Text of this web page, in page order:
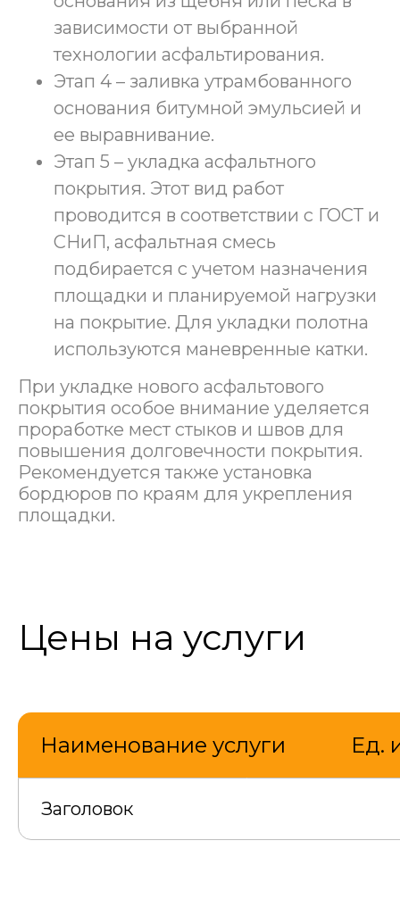
зависимости от выбранной
технологии асфальтирования.
Этап 4 – заливка утрамбованного
основания битумной эмульсией и
ее выравнивание.
Этап 5 – укладка асфальтного
покрытия. Этот вид работ
проводится в соответствии с ГОСТ и
СНиП, асфальтная смесь
подбирается с учетом назначения
площадки и планируемой нагрузки
на покрытие. Для укладки полотна
используются маневренные катки.
При укладке нового асфальтового
покрытия особое внимание уделяется
проработке мест стыков и швов для
повышения долговечности покрытия.
Рекомендуется также установка
бордюров по краям для укрепления
площадки.
Цены на услуги
Наименование услуги Ед.
Заголовок